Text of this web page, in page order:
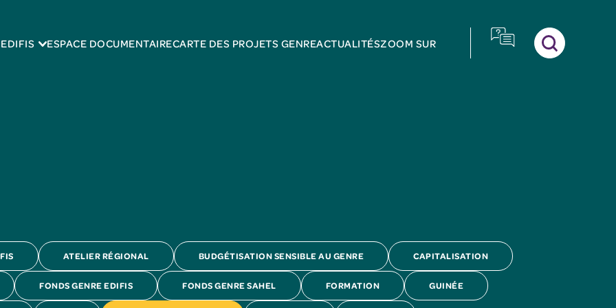
ESPACE DOCUMENTAIRECARTE DES PROJETS GENREACTUALITÉSZOOM SUR
ATELIER RÉGIONAL BUDGÉTISATION SENSIBLE AU GENRE CAPITALISATION
FONDS GENRE EDIFIS FONDS GENRE SAHEL FORMATION GUINÉE